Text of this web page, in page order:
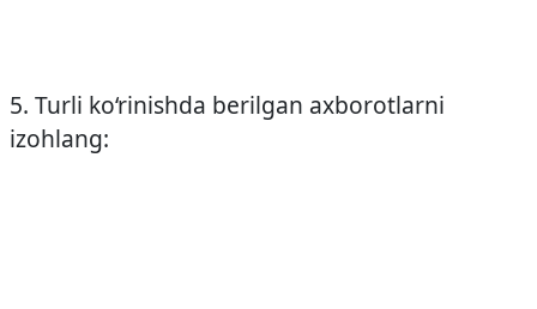
5. Turli ko‘rinishda berilgan axborotlarni
izohlang: